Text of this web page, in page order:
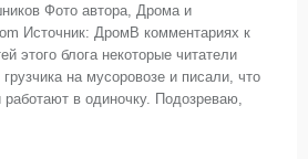
Фото автора, Дрома и
Источник: ДромВ комментариях к
этого блога некоторые читатели
на мусоровозе и писали, что
работают в одиночку. Подозреваю,